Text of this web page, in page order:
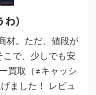
）
材。ただ、値段が
こで、少しでも安
買取（≠キャッシ
ました！ レビュ